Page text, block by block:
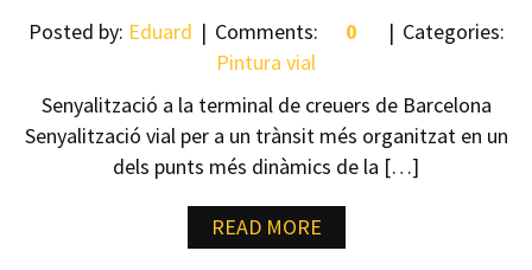
Posted by: Eduard Comments: 0
Categories:
Pintura vial
Senyalització a la terminal de creuers de Barcelona
Senyalització vial per a un trànsit més organitzat en un
dels punts més dinàmics de la […]
READ MORE